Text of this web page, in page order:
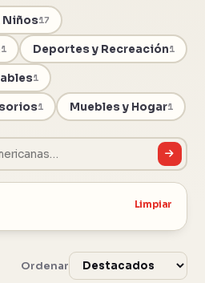
Niños17
1 Deportes y Recreación1
1
1 Muebles y Hogar1
Limpiar
Ordenar